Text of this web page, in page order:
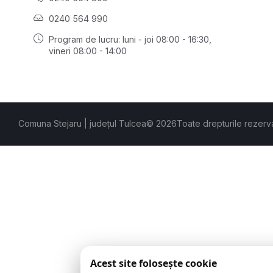
0240 564 990
Program de lucru: luni - joi 08:00 - 16:30,
vineri 08:00 - 14:00
Comuna Stejaru | județul Tulcea© 2026Toate drepturile
Acest site folosește cookie